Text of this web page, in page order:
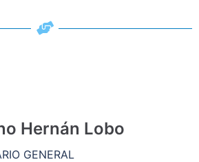
Hernán Lobo
GENERAL